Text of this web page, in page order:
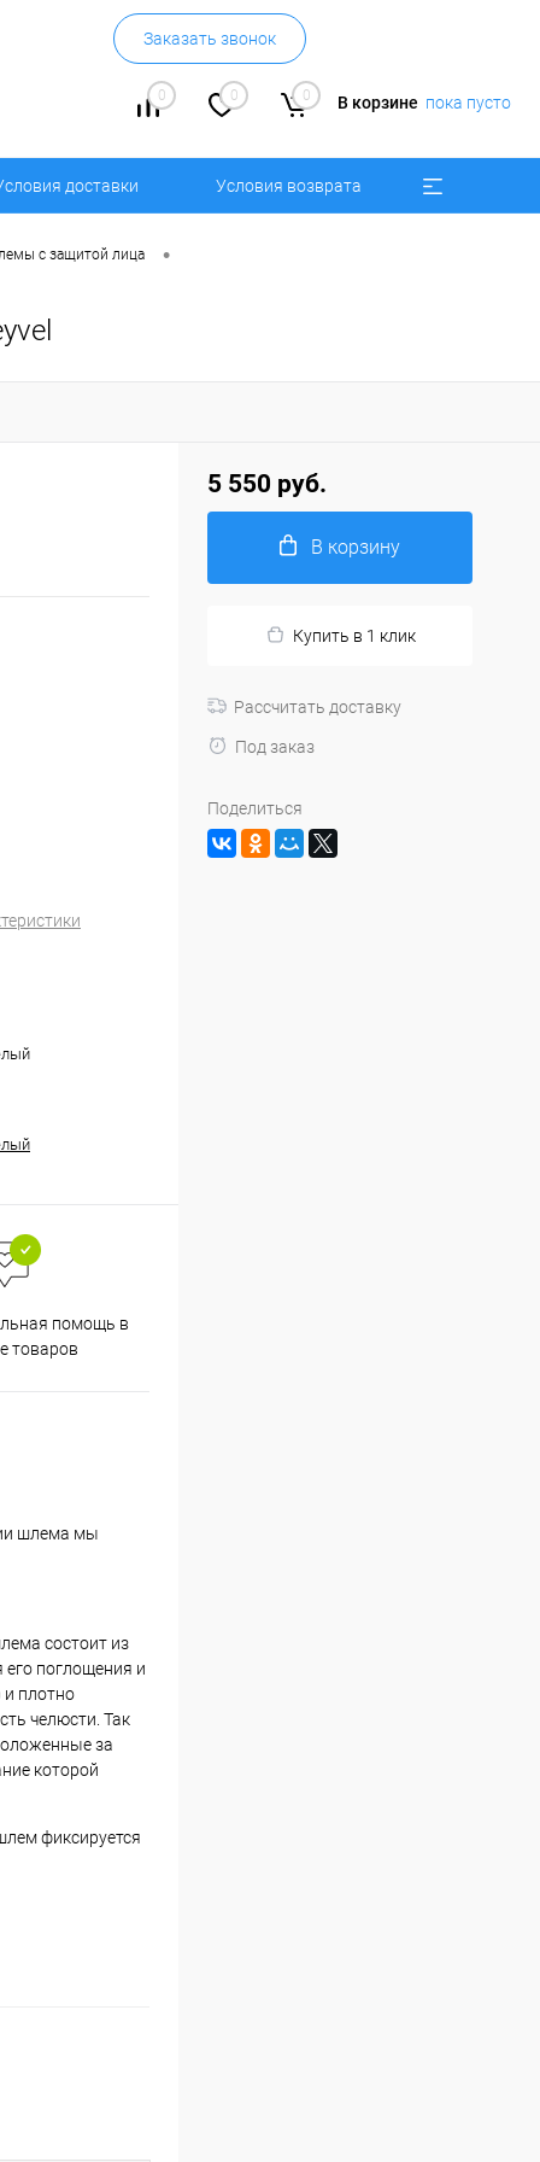
Заказать звонок
0 0 0 В корзине пока пусто
доставки Условия возврата
с защитой лица •
помощь в
товаров
шлема мы
состоит из
его поглощения и
плотно
челюсти. Так
за
которой
фиксируется
5 550 руб.
В корзину
Купить в 1 клик
Рассчитать доставку
Под заказ
Поделиться